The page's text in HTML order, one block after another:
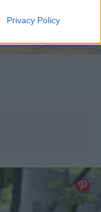
Privacy Policy